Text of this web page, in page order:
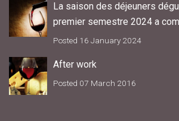
La saison des déjeuners
premier semestre 2024 a
Posted 16 January 2024
After work
Posted 07 March 2016